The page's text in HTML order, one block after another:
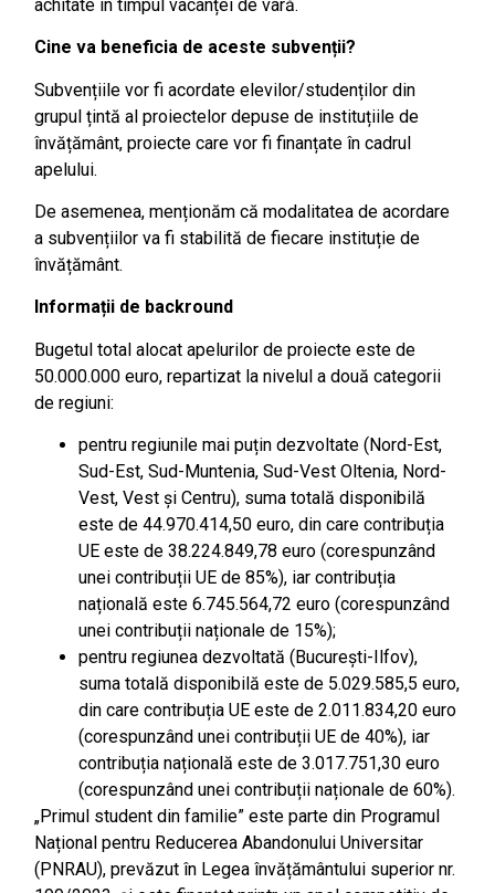
achitate în timpul vacanței de vară.
Cine va beneficia de aceste subvenții?
Subvențiile vor fi acordate elevilor/studenților din
grupul țintă al proiectelor depuse de instituțiile de
învățământ, proiecte care vor fi finanțate în cadrul
apelului.
De asemenea, menționăm că modalitatea de acordare
a subvențiilor va fi stabilită de fiecare instituție de
învățământ.
Informații de backround
Bugetul total alocat apelurilor de proiecte este de
50.000.000 euro, repartizat la nivelul a două categorii
de regiuni:
pentru regiunile mai puțin dezvoltate (Nord-Est,
Sud-Est, Sud-Muntenia, Sud-Vest Oltenia, Nord-
Vest, Vest și Centru), suma totală disponibilă
este de 44.970.414,50 euro, din care contribuția
UE este de 38.224.849,78 euro (corespunzând
unei contribuții UE de 85%), iar contribuția
națională este 6.745.564,72 euro (corespunzând
unei contribuții naționale de 15%);
pentru regiunea dezvoltată (București-Ilfov),
suma totală disponibilă este de 5.029.585,5 euro,
din care contribuția UE este de 2.011.834,20 euro
(corespunzând unei contribuții UE de 40%), iar
contribuția națională este de 3.017.751,30 euro
(corespunzând unei contribuții naționale de 60%).
„Primul student din familie” este parte din Programul
Național pentru Reducerea Abandonului Universitar
(PNRAU), prevăzut în Legea învățământului superior nr.